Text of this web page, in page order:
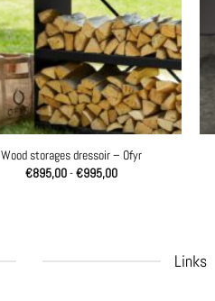
Wood storages dressoir – Ofyr
€895,00-€995,00Prijsklasse:
Links